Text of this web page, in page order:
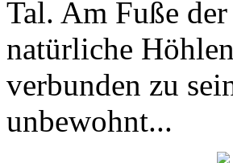
Tal. Am Fuße
natürliche
verbunden zu
unbewohnt...